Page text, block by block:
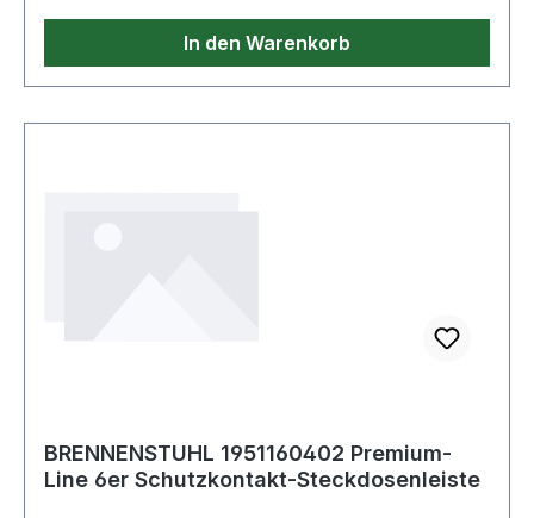
In den Warenkorb
BRENNENSTUHL 1951160402 Premium-
Line 6er Schutzkontakt-Steckdosenleiste